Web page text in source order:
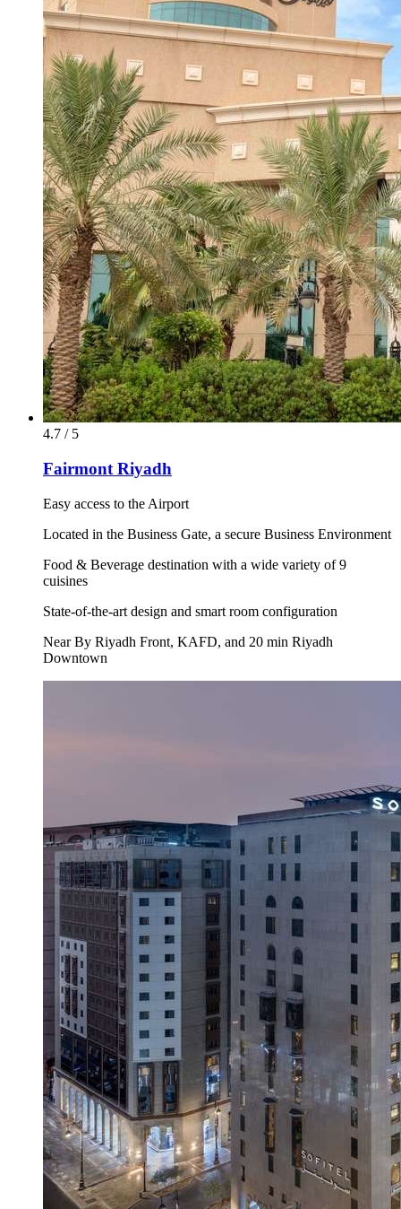
4.7 / 5
Fairmont Riyadh
Easy access to the Airport
Located in the Business Gate, a secure Business Environment
Food & Beverage destination with a wide variety of 9
cuisines
State-of-the-art design and smart room configuration
Near By Riyadh Front, KAFD, and 20 min Riyadh
Downtown